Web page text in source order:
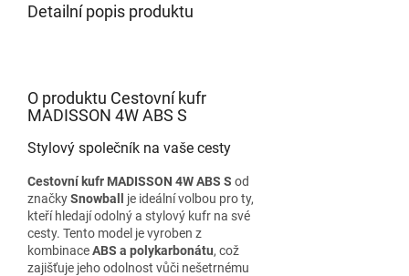
Detailní popis produktu
O produktu Cestovní kufr
MADISSON 4W ABS S
Stylový společník na vaše cesty
Cestovní kufr MADISSON 4W ABS S od
značkySnowball
je ideální volbou pro ty,
kteří hledají odolný a stylový kufr na své
cesty. Tento model je vyroben z
kombinaceABS a polykarbonátu, což
zajišťuje jeho odolnost vůči nešetrnému